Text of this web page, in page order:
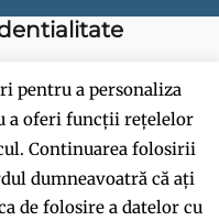
pentru a personaliza
a oferi funcții rețelelor
Continuarea folosirii
dumneavoatră că ați
de folosire a datelor cu